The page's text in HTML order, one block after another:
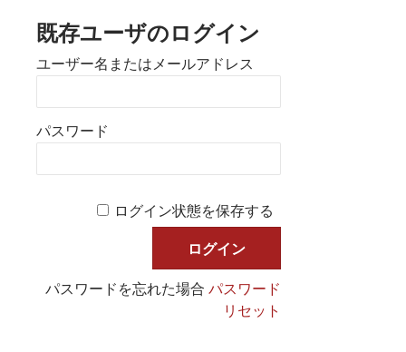
既存ユーザのログイン
ユーザー名またはメールアドレス
パスワード
ログイン状態を保存する
パスワードを忘れた場合パスワード
リセット